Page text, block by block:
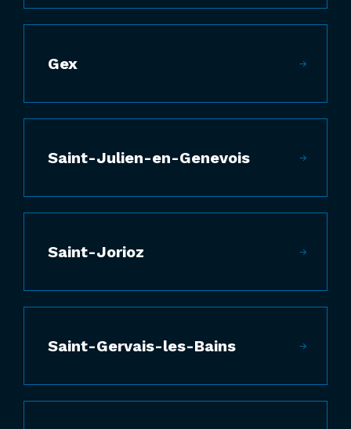
Gex
Saint-Julien-en-Genevois
Saint-Jorioz
Saint-Gervais-les-Bains